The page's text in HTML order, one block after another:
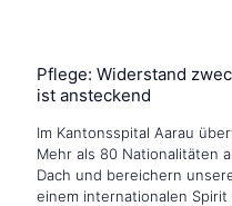
Pflege: Widerstand
ist ansteckend
Im Kantonsspital Aarau
Mehr als 80 Nationalitäten
Dach und bereichern
einem internationalen